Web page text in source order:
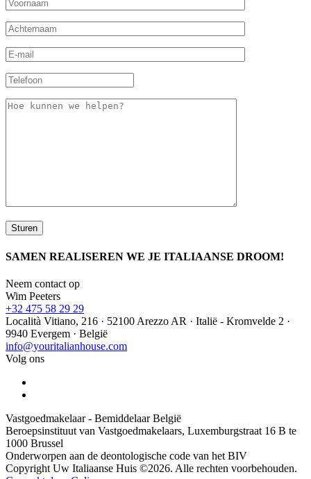
SAMEN REALISEREN WE JE ITALIAANSE DROOM!
Neem contact op
Wim Peeters
+32 475 58 29 29
Località Vitiano, 216 · 52100 Arezzo AR · Italië - Kromvelde 2 ·
9940 Evergem · België
info@youritalianhouse.com
Volg ons
Vastgoedmakelaar - Bemiddelaar België
Beroepsinstituut van Vastgoedmakelaars, Luxemburgstraat 16 B te
1000 Brussel
Onderworpen aan de deontologische code van het BIV
Copyright Uw Italiaanse Huis ©2026. Alle rechten voorbehouden.